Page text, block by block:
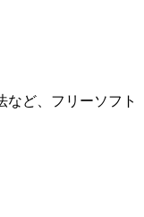
ど、 フリーソフト